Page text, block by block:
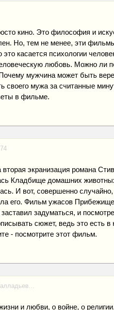
кино. Это философия и
Но, тем не менее, эти
это касается психологии
любовь. Можно ли
мужчина может быть
своего мужа за считанные
в фильме.
экранизация романа
Кладбище домашних
И вот, совершенно
его. Фильм ужасов
заставил задуматься, и
сюжет, ведь это есть
- посмотрите этот фильм.
и любви, о войне, о